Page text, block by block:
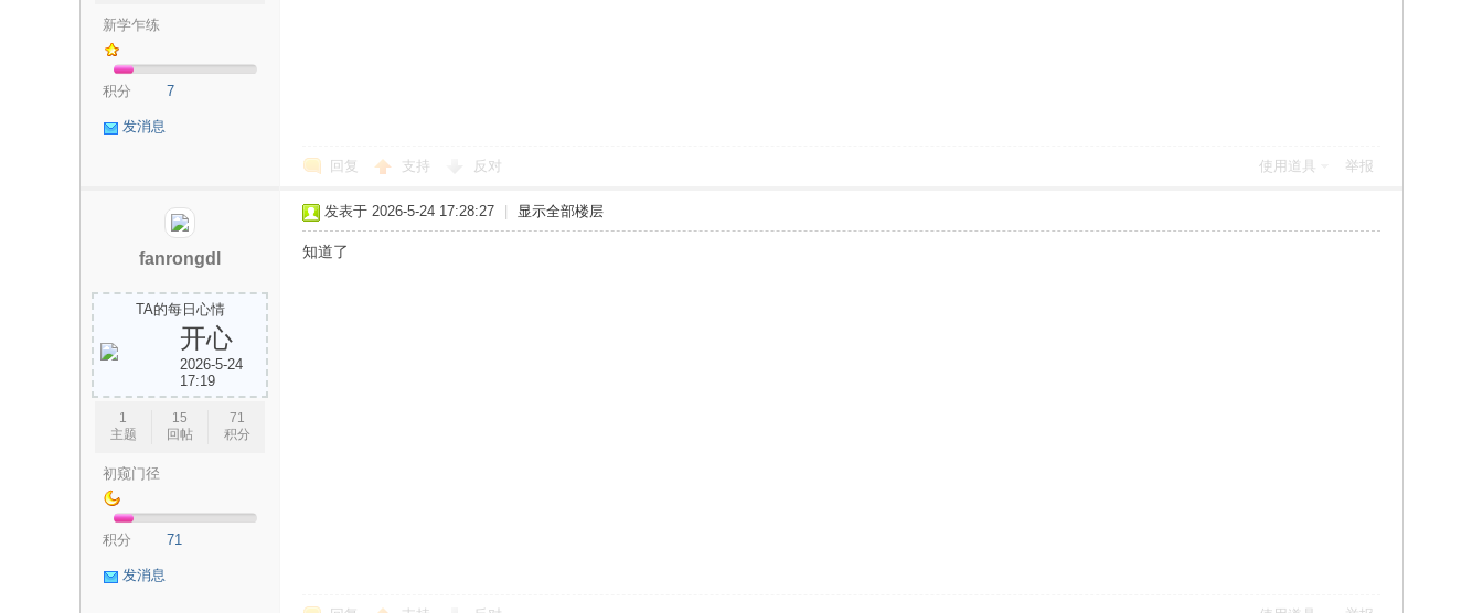
新学乍练
积分 7
发消息
回复 支持 反对 使用道具 举报
fanrongdl
TA的每日心情
开心
2026-5-24
17:19
1
主题
15
回帖
71
积分
初窥门径
积分 71
发消息
发表于 2026-5-24 17:28:27 显示全部楼层
知道了